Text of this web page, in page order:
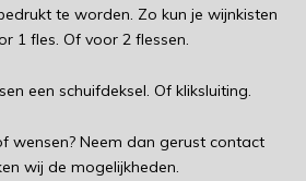
te worden. Zo kun je wijnkisten
1 fles. Of voor 2 flessen.
een schuifdeksel. Of kliksluiting.
wensen? Neem dan gerust contact
wij de mogelijkheden.